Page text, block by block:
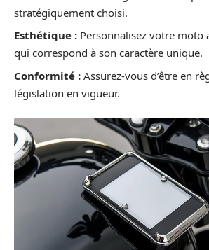
stratégiquement choisi.
Esthétique : Personnalisez votre moto
qui correspond à son caractère unique.
Conformité : Assurez-vous d’être en
législation en vigueur.